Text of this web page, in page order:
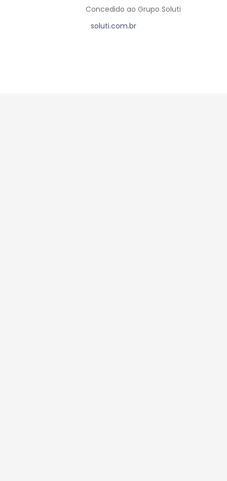
Concedido ao Grupo Soluti
soluti.com.br